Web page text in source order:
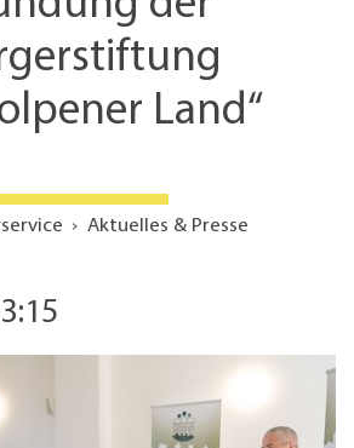
Land“
Aktuelles & Presse